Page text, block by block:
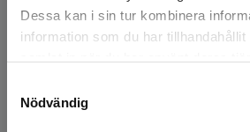
Dessa kan i sin tur kombinera
information som du har
Nödvändig
Det verkar som att du besöker
studentlitteratur.se via en enhet
Vi erbjuder inte leveranser
att kunna slutföra ett köp måste
Favorit matematik 3A Utökat
Tryckt + Digitalt 36 mån